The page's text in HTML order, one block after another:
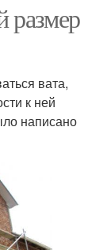
размер
вата,
к ней
написано